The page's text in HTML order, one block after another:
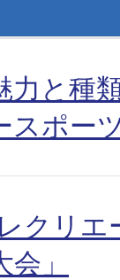
力と種
スポー
クリエ
」